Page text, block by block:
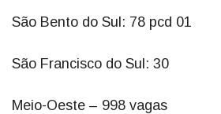
São Bento do Sul: 78 pcd 01
São Francisco do Sul: 30
Meio-Oeste – 998 vagas